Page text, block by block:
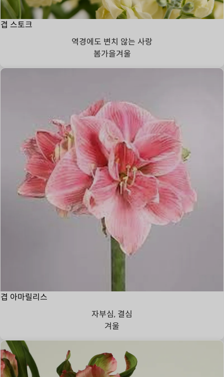
겹 스토크
역경에도 변치 않는 사랑
봄가을겨울
겹 아마릴리스
자부심, 결심
겨울